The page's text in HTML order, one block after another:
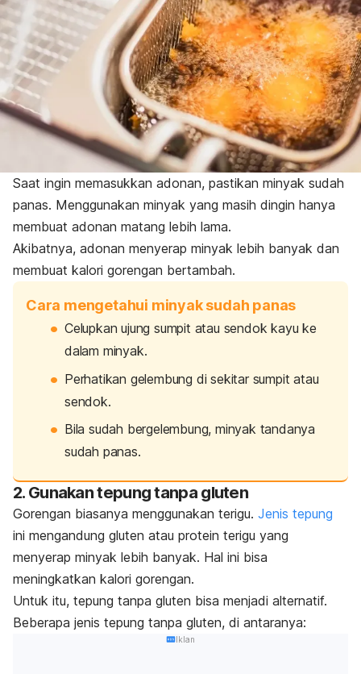
Saat ingin memasukkan adonan, pastikan minyak sudah
panas. Menggunakan minyak yang masih dingin hanya
membuat adonan matang lebih lama.
Akibatnya, adonan menyerap minyak lebih banyak dan
membuat kalori gorengan bertambah.
Cara mengetahui minyak sudah panas
Celupkan ujung sumpit atau sendok kayu ke
dalam minyak.
Perhatikan gelembung di sekitar sumpit atau
sendok.
Bila sudah bergelembung, minyak tandanya
sudah panas.
2. Gunakan tepung tanpa gluten
Gorengan biasanya menggunakan terigu. Jenis tepung
ini mengandung gluten atau protein terigu yang
menyerap minyak lebih banyak. Hal ini bisa
meningkatkan kalori gorengan.
Untuk itu, tepung tanpa gluten bisa menjadi alternatif.
Beberapa jenis tepung tanpa gluten, di antaranya:
Iklan